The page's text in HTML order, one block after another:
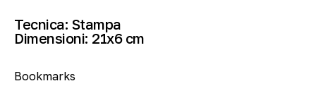
Tecnica: Stampa
Dimensioni: 21x6 cm
Bookmarks